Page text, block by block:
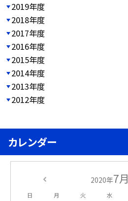
2019年度
2018年度
2017年度
2016年度
2015年度
2014年度
2013年度
2012年度
カレンダー
2020年7月
日 月 火 水